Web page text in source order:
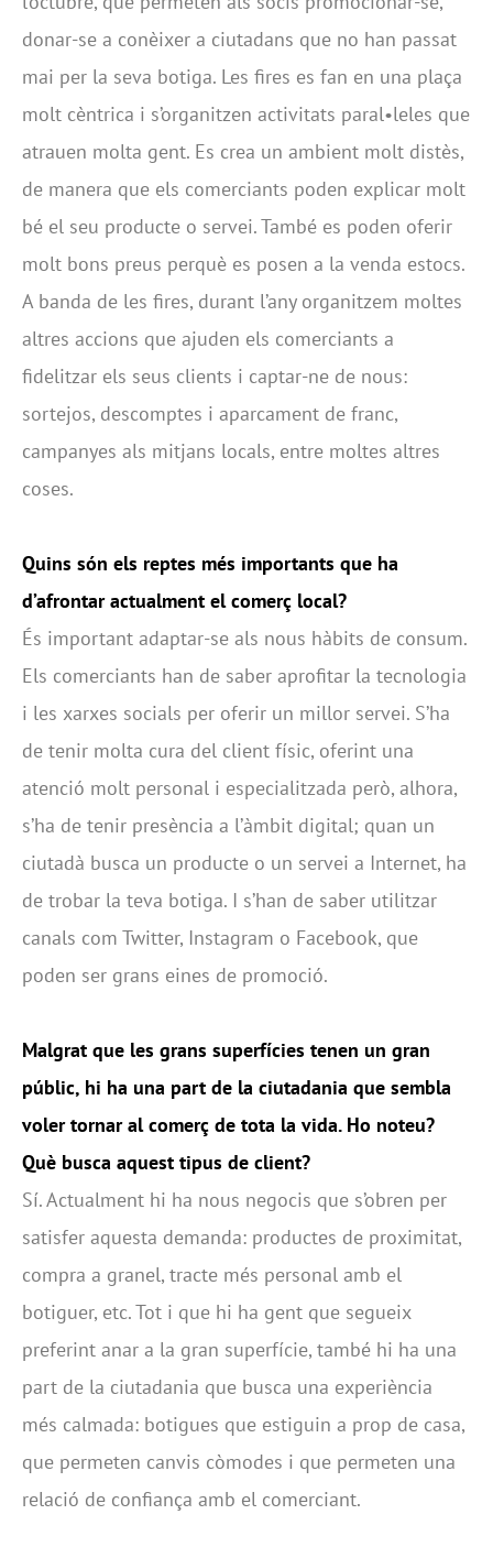
donar-se a conèixer a ciutadans que no han passat
mai per la seva botiga. Les fires es fan en una plaça
molt cèntrica i s’organitzen activitats paral•leles que
atrauen molta gent. Es crea un ambient molt distès,
de manera que els comerciants poden explicar molt
bé el seu producte o servei. També es poden oferir
molt bons preus perquè es posen a la venda estocs.
A banda de les fires, durant l’any organitzem moltes
altres accions que ajuden els comerciants a
fidelitzar els seus clients i captar-ne de nous:
sortejos, descomptes i aparcament de franc,
campanyes als mitjans locals, entre moltes altres
coses.
Quins són els reptes més importants que ha
d’afrontar actualment el comerç local?
És important adaptar-se als nous hàbits de consum.
Els comerciants han de saber aprofitar la tecnologia
i les xarxes socials per oferir un millor servei. S’ha
de tenir molta cura del client físic, oferint una
atenció molt personal i especialitzada però, alhora,
s’ha de tenir presència a l’àmbit digital; quan un
ciutadà busca un producte o un servei a Internet, ha
de trobar la teva botiga. I s’han de saber utilitzar
canals com Twitter, Instagram o Facebook, que
poden ser grans eines de promoció.
Malgrat que les grans superfícies tenen un gran
públic, hi ha una part de la ciutadania que sembla
voler tornar al comerç de tota la vida. Ho noteu?
Què busca aquest tipus de client?
Sí. Actualment hi ha nous negocis que s’obren per
satisfer aquesta demanda: productes de proximitat,
compra a granel, tracte més personal amb el
botiguer, etc. Tot i que hi ha gent que segueix
preferint anar a la gran superfície, també hi ha una
part de la ciutadania que busca una experiència
més calmada: botigues que estiguin a prop de casa,
que permeten canvis còmodes i que permeten una
relació de confiança amb el comerciant.